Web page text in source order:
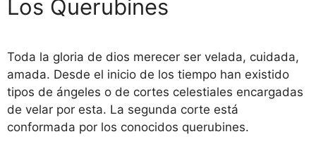
Los Querubines
Toda la gloria de dios merecer ser velada, cuidada,
amada. Desde el inicio de los tiempo han existido
tipos de ángeles o de cortes celestiales encargadas
de velar por esta. La segunda corte está
conformada por los conocidos querubines.